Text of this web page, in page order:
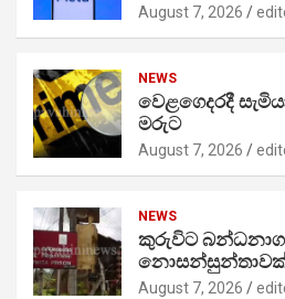
August 7, 2026
NEWS
වෙළගෙදරදී
මරුට
August 7, 2026
NEWS
කුරුවිට
August 7, 2026